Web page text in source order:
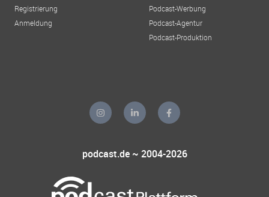
Registrierung
Anmeldung
Podcast-Werbung
Podcast-Agentur
Podcast-Produktion
podcast.de ~ 2004-2026